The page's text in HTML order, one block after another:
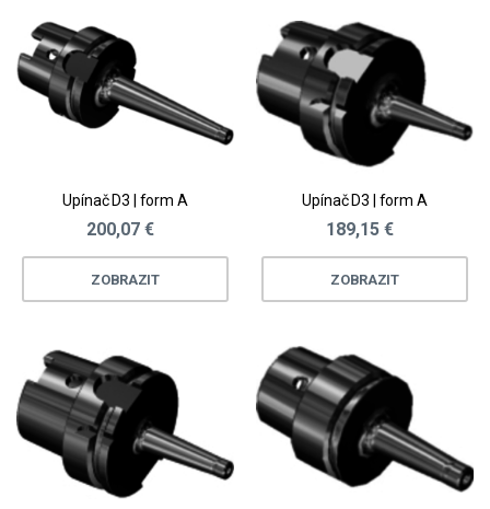
Upínač D3 | form A
200,07 €
ZOBRAZIT
Upínač D3 | form A
189,15 €
ZOBRAZIT